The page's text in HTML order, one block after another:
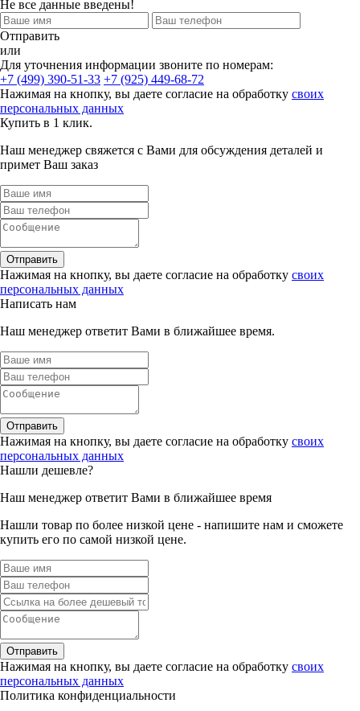
Не все данные введены!
Отправить
или
Для уточнения информации звоните по номерам:
+7 (499) 390-51-33 +7 (925) 449-68-72
Нажимая на кнопку, вы даете согласие на обработку своих
персональных данных
Купить в 1 клик.
Наш менеджер свяжется с Вами для обсуждения деталей и
примет Ваш заказ
Отправить
Нажимая на кнопку, вы даете согласие на обработку своих
персональных данных
Написать нам
Наш менеджер ответит Вами в ближайшее время.
Отправить
Нажимая на кнопку, вы даете согласие на обработку своих
персональных данных
Нашли дешевле?
Наш менеджер ответит Вами в ближайшее время
Нашли товар по более низкой цене - напишите нам и сможете
купить его по самой низкой цене.
Отправить
Нажимая на кнопку, вы даете согласие на обработку своих
персональных данных
Политика конфиденциальности